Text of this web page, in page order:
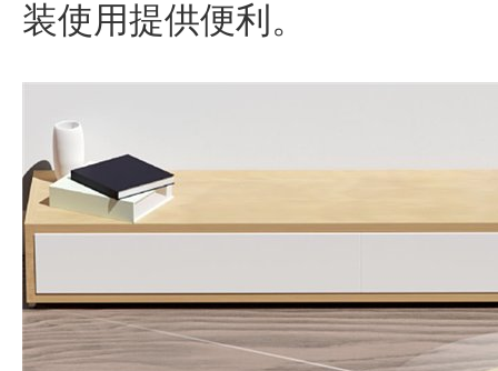
装使用提供便利。